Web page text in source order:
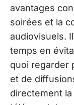
avantages
soirées et la
audiovisuels.
temps en
quoi regarder
et de
directement